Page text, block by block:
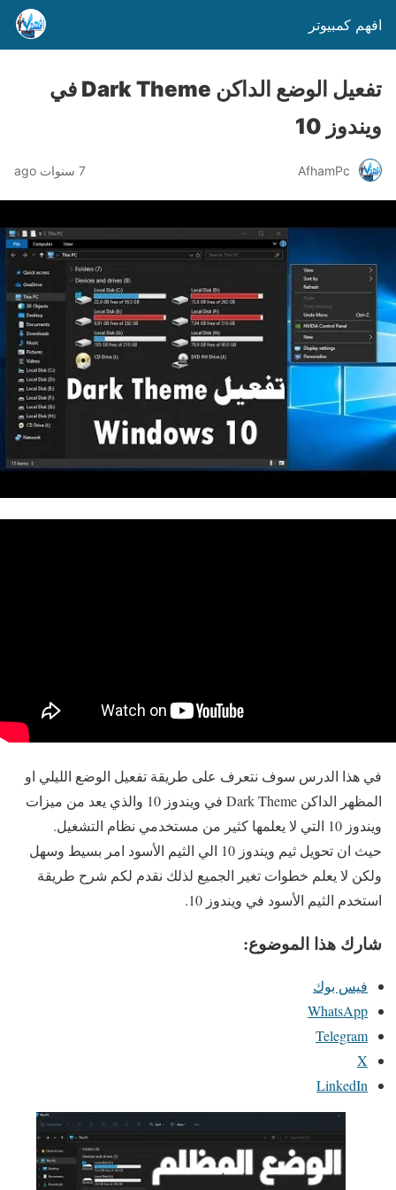
افهم كمبيوتر
تفعيل الوضع الداكن Dark Theme في
ويندوز 10
AfhamPc 7 سنوات ago
في هذا الدرس سوف نتعرف على طريقة تفعيل الوضع الليلي او
المظهر الداكن Dark Theme في ويندوز 10 والذي يعد من ميزات
ويندوز 10 التي لا يعلمها كثير من مستخدمي نظام التشغيل.
حيث ان تحويل ثيم ويندوز 10 الي الثيم الأسود امر بسيط وسهل
ولكن لا يعلم خطوات تغير الجميع لذلك نقدم لكم شرح طريقة
استخدم الثيم الأسود في ويندوز 10.
شارك هذا الموضوع:
فيس بوك
WhatsApp
Telegram
X
LinkedIn